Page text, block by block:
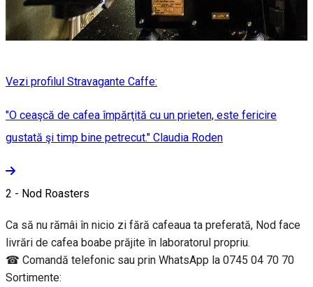
Vezi profilul Stravagante Caffe:
"O ceaşcă de cafea împărţită cu un prieten, este fericire
gustată şi timp bine petrecut." Claudia Roden
2 - Nod Roasters
Ca să nu rămâi în nicio zi fără cafeaua ta preferată, Nod face
livrări de cafea boabe prăjite în laboratorul propriu.
☎ Comandă telefonic sau prin WhatsApp la 0745 04 70 70
Sortimente: